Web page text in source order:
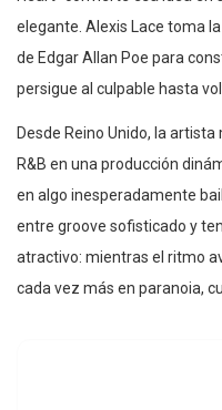
elegante. Alexis Lace toma
de Edgar Allan Poe para
persigue al culpable hasta
Desde Reino Unido, la
R&B en una producción
en algo inesperadamente
entre groove sofisticado y
atractivo: mientras el ritmo
cada vez más en paranoia,